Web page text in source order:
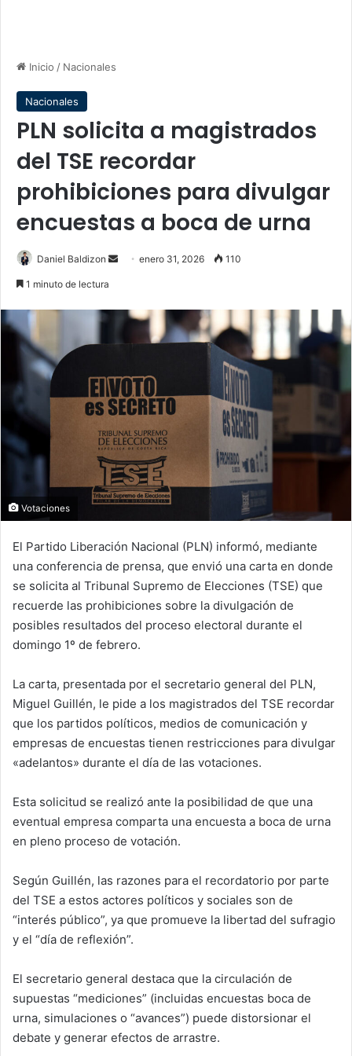
Inicio / Nacionales
Nacionales
PLN solicita a magistrados
del TSE recordar
prohibiciones para divulgar
encuestas a boca de urna
Daniel Baldizon
Sendenero 31, 2026 110
1 minuto de lectura
Votaciones
El Partido Liberación Nacional (PLN) informó, mediante
una conferencia de prensa, que envió una carta en donde
se solicita al Tribunal Supremo de Elecciones (TSE) que
recuerde las prohibiciones sobre la divulgación de
posibles resultados del proceso electoral durante el
domingo 1º de febrero.
La carta, presentada por el secretario general del PLN,
Miguel Guillén, le pide a los magistrados del TSE recordar
que los partidos políticos, medios de comunicación y
empresas de encuestas tienen restricciones para divulgar
«adelantos» durante el día de las votaciones.
Esta solicitud se realizó ante la posibilidad de que una
eventual empresa comparta una encuesta a boca de urna
en pleno proceso de votación.
Según Guillén, las razones para el recordatorio por parte
del TSE a estos actores políticos y sociales son de
“interés público”, ya que promueve la libertad del sufragio
y el “día de reflexión”.
El secretario general destaca que la circulación de
supuestas “mediciones” (incluidas encuestas boca de
urna, simulaciones o “avances”) puede distorsionar el
debate y generar efectos de arrastre.